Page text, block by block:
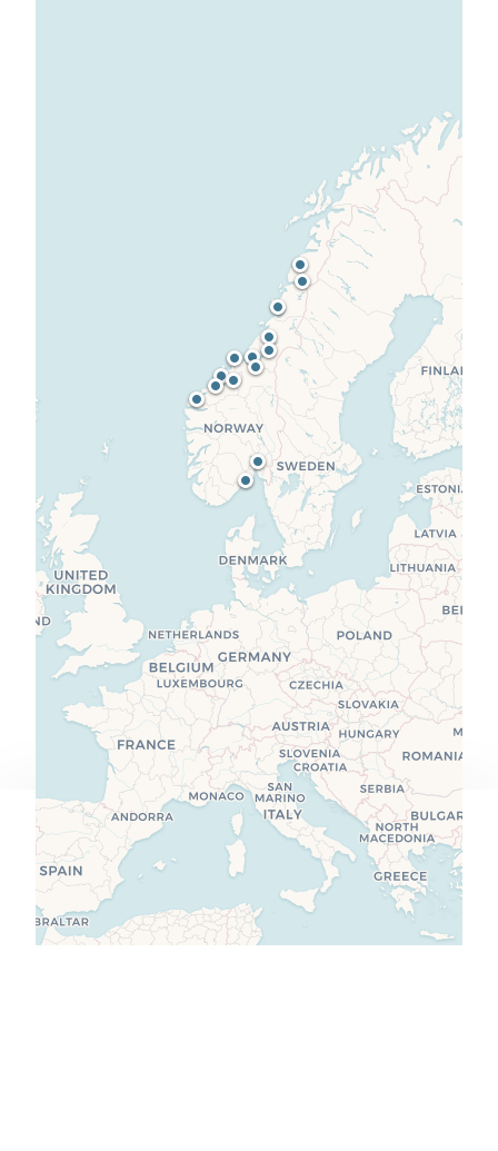
Vi bruker informasjonskapsler for å tilby deg en
bedre brukeropplevelse. Les personvernvilkår.
Godta alle Tilpass